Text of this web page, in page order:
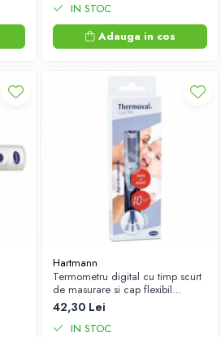
IN STOC
Adauga in cos
Hartmann
Termometru digital cu timp scurt
de masurare si cap flexibil
Thermoval Kids Flex (925053)
Zephyr Labs
42,30 Lei
IN STOC